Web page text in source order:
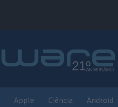
Apple Ciência Android